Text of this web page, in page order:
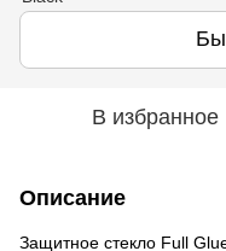
В избранное
Описание
Защитное стекло Full